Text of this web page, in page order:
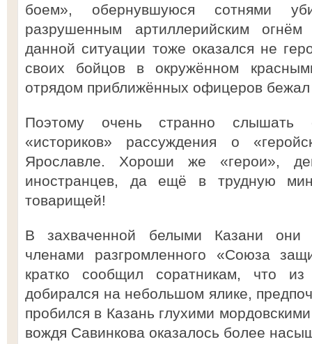
боем», обернувшуюся сотнями
разрушенным артиллерийским
данной ситуации тоже оказался не
своих бойцов в окружённом
отрядом приближённых офицеров бежал
Поэтому очень странно слышать
«историков» рассуждения о
Ярославле. Хороши же «герои»,
иностранцев, да ещё в трудную
товарищей!
В захваченной белыми Казани они
членами разгромленного «Союза
кратко сообщил соратникам, что
добирался на небольшом ялике,
пробился в Казань глухими
вождя Савинкова оказалось более